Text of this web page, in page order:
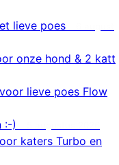
lieve poes
onze hond & 2 katt
lieve poes Flow
:-)
katers Turbo en